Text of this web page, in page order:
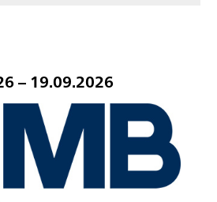
– 19.09.2026